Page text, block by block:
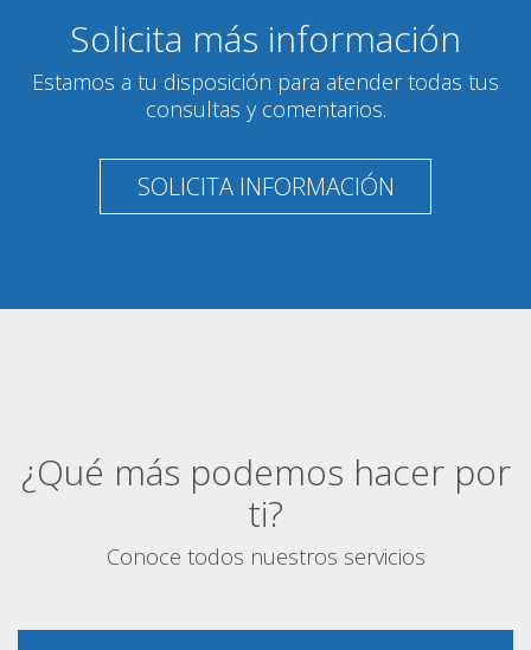
Solicita más información
Estamos a tu disposición para atender todas tus
consultas y comentarios.
SOLICITA INFORMACIÓN
¿Qué más podemos hacer por
ti?
Conoce todos nuestros servicios